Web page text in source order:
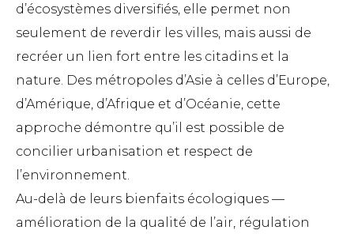
d’écosystèmes diversifiés, elle permet non
seulement de reverdir les villes, mais aussi de
recréer un lien fort entre les citadins et la
nature. Des métropoles d’Asie à celles d’Europe,
d’Amérique, d’Afrique et d’Océanie, cette
approche démontre qu’il est possible de
concilier urbanisation et respect de
l’environnement.
Au-delà de leurs bienfaits écologiques —
amélioration de la qualité de l’air, régulation